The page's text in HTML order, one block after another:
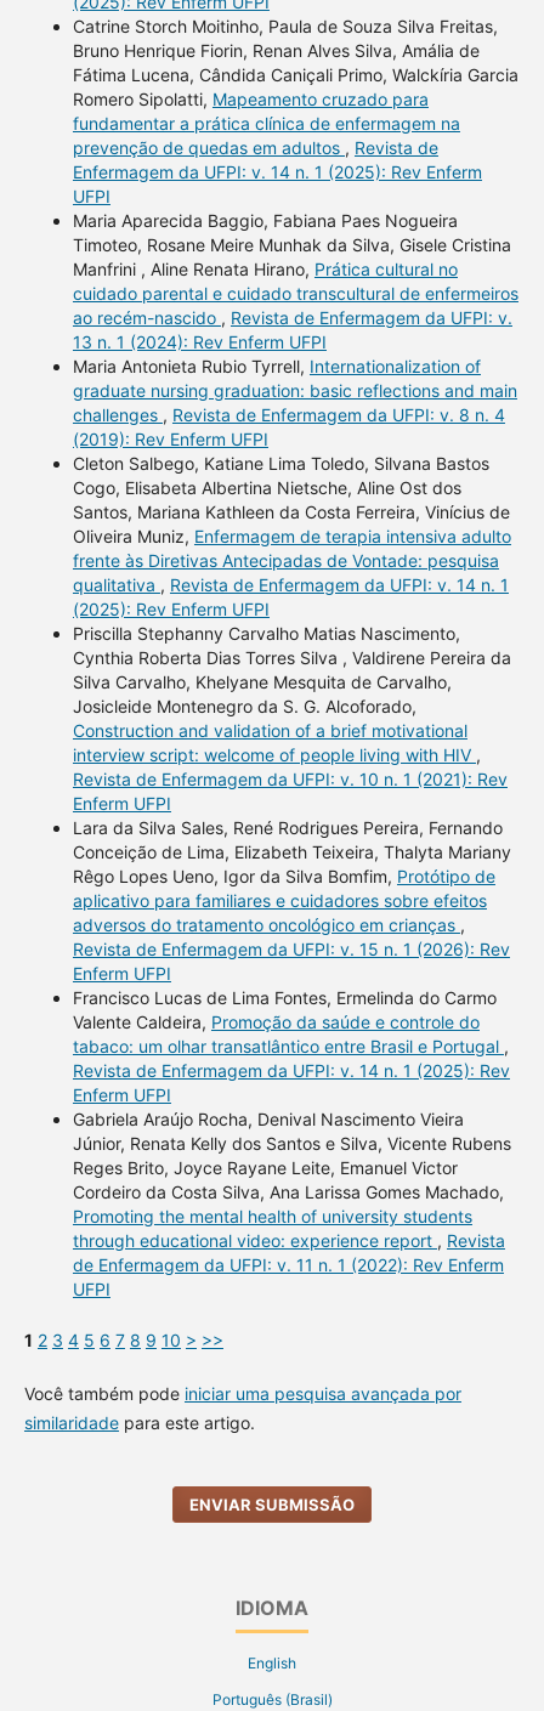
Catrine Storch Moitinho, Paula de Souza Silva Freitas,
Bruno Henrique Fiorin, Renan Alves Silva, Amália de
Fátima Lucena, Cândida Caniçali Primo, Walckíria Garcia
Romero Sipolatti, Mapeamento cruzado para
fundamentar a prática clínica de enfermagem na
prevenção de quedas em adultos , Revista de
Enfermagem da UFPI: v. 14 n. 1 (2025): Rev Enferm
UFPI
Maria Aparecida Baggio, Fabiana Paes Nogueira
Timoteo, Rosane Meire Munhak da Silva, Gisele Cristina
Manfrini , Aline Renata Hirano, Prática cultural no
cuidado parental e cuidado transcultural de enfermeiros
ao recém-nascido , Revista de Enfermagem da UFPI: v.
13 n. 1 (2024): Rev Enferm UFPI
Maria Antonieta Rubio Tyrrell, Internationalization of
graduate nursing graduation: basic reflections and main
challenges , Revista de Enfermagem da UFPI: v. 8 n. 4
(2019): Rev Enferm UFPI
Cleton Salbego, Katiane Lima Toledo, Silvana Bastos
Cogo, Elisabeta Albertina Nietsche, Aline Ost dos
Santos, Mariana Kathleen da Costa Ferreira, Vinícius de
Oliveira Muniz, Enfermagem de terapia intensiva adulto
frente às Diretivas Antecipadas de Vontade: pesquisa
qualitativa , Revista de Enfermagem da UFPI: v. 14 n. 1
(2025): Rev Enferm UFPI
Priscilla Stephanny Carvalho Matias Nascimento,
Cynthia Roberta Dias Torres Silva , Valdirene Pereira da
Silva Carvalho, Khelyane Mesquita de Carvalho,
Josicleide Montenegro da S. G. Alcoforado,
Construction and validation of a brief motivational
interview script: welcome of people living with HIV ,
Revista de Enfermagem da UFPI: v. 10 n. 1 (2021): Rev
Enferm UFPI
Lara da Silva Sales, René Rodrigues Pereira, Fernando
Conceição de Lima, Elizabeth Teixeira, Thalyta Mariany
Rêgo Lopes Ueno, Igor da Silva Bomfim, Protótipo de
aplicativo para familiares e cuidadores sobre efeitos
adversos do tratamento oncológico em crianças ,
Revista de Enfermagem da UFPI: v. 15 n. 1 (2026): Rev
Enferm UFPI
Francisco Lucas de Lima Fontes, Ermelinda do Carmo
Valente Caldeira, Promoção da saúde e controle do
tabaco: um olhar transatlântico entre Brasil e Portugal ,
Revista de Enfermagem da UFPI: v. 14 n. 1 (2025): Rev
Enferm UFPI
Gabriela Araújo Rocha, Denival Nascimento Vieira
Júnior, Renata Kelly dos Santos e Silva, Vicente Rubens
Reges Brito, Joyce Rayane Leite, Emanuel Victor
Cordeiro da Costa Silva, Ana Larissa Gomes Machado,
Promoting the mental health of university students
through educational video: experience report , Revista
de Enfermagem da UFPI: v. 11 n. 1 (2022): Rev Enferm
UFPI
1 2 3 4 5 6 7 8 9 10 > >>
Você também pode iniciar uma pesquisa avançada por
similaridadepara este artigo.
ENVIAR SUBMISSÃO
IDIOMA
English
Português (Brasil)